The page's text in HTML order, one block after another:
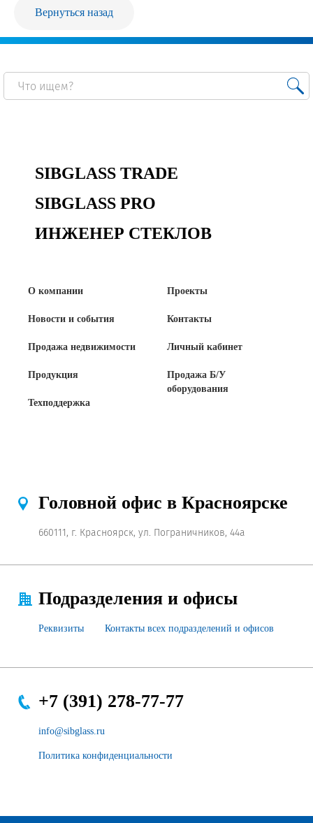
Вернуться назад
SIBGLASS TRADE
SIBGLASS PRO
ИНЖЕНЕР СТЕКЛОВ
О компании
Новости и события
Продажа недвижимости
Продукция
Техподдержка
Проекты
Контакты
Личный кабинет
Продажа Б/У
оборудования
Головной офис в Красноярске
660111, г. Красноярск, ул. Пограничников, 44а
Подразделения и офисы
Реквизиты Контакты всех подразделений и офисов
+7 (391) 278-77-77
info@sibglass.ru
Политика конфиденциальности